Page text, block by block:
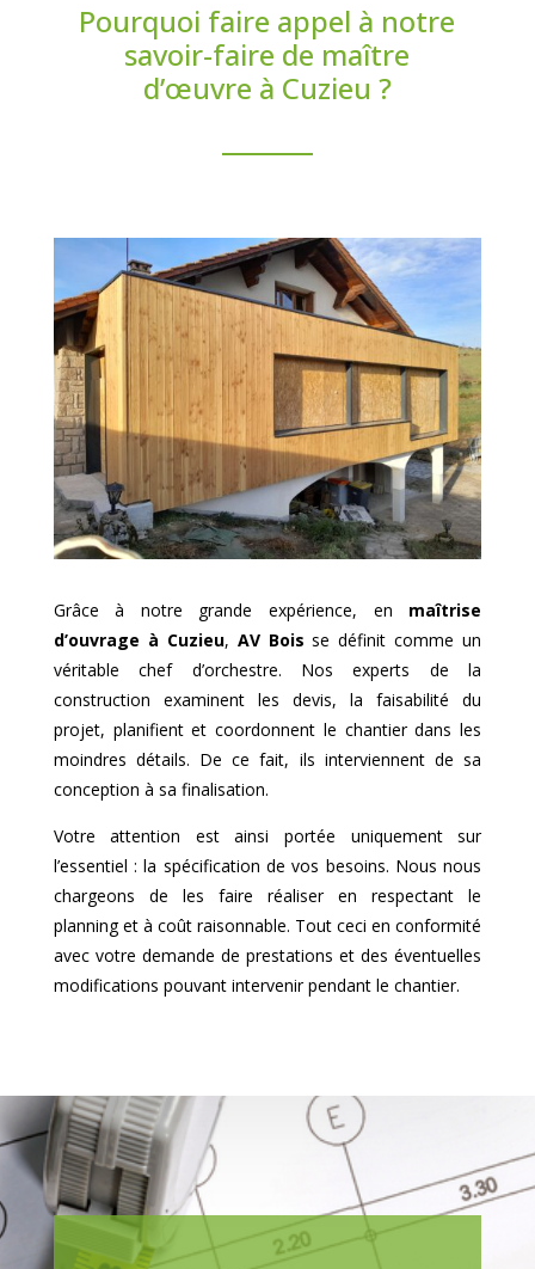
Pourquoi faire appel à notre
savoir-faire de maître
d’œuvre à Cuzieu ?
Grâce à notre grande expérience, en maîtrise
d’ouvrage à Cuzieu, AV Bois se définit comme un
véritable chef d’orchestre. Nos experts de la
construction examinent les devis, la faisabilité du
projet, planifient et coordonnent le chantier dans les
moindres détails. De ce fait, ils interviennent de sa
conception à sa finalisation.
Votre attention est ainsi portée uniquement sur
l’essentiel : la spécification de vos besoins. Nous nous
chargeons de les faire réaliser en respectant le
planning et à coût raisonnable. Tout ceci en conformité
avec votre demande de prestations et des éventuelles
modifications pouvant intervenir pendant le chantier.